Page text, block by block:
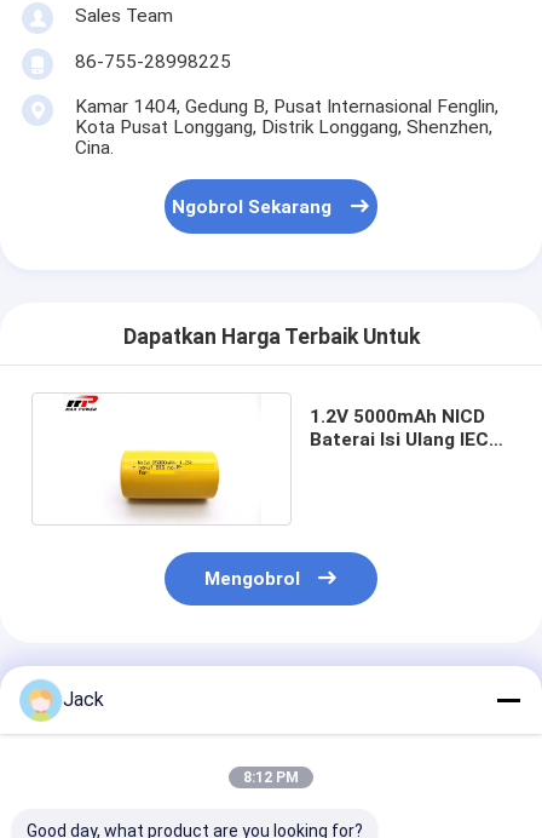
Sales Team
86-755-28998225
Kamar 1404, Gedung B, Pusat Internasional Fenglin,
Kota Pusat Longgang, Distrik Longgang, Shenzhen,
Cina.
Ngobrol Sekarang
Dapatkan Harga Terbaik Untuk
1.2V 5000mAh NICD
Baterai Isi Ulang IEC
Mengobrol
Rekomendasi Produk
Jack
8:12 PM
Good day, what product are you looking for?